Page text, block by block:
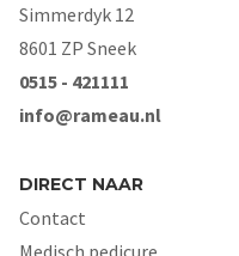
Simmerdyk 12
8601 ZP Sneek
0515 - 421111
info@rameau.nl
DIRECT NAAR
Contact
Medisch pedicure